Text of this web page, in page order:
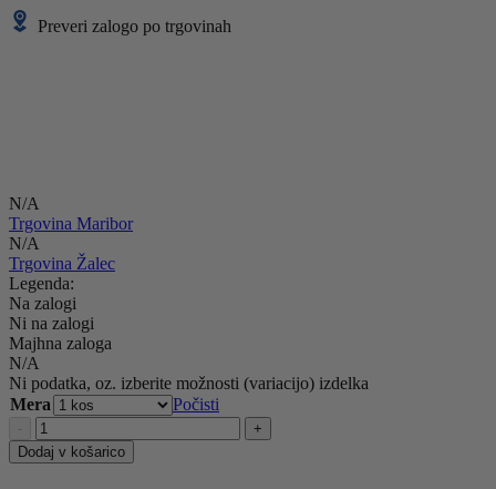
10,39 €.
Preveri zalogo po trgovinah
N/A
Trgovina Maribor
N/A
Trgovina Žalec
Legenda:
Na zalogi
Ni na zalogi
Majhna zaloga
N/A
Ni podatka, oz. izberite možnosti (variacijo) izdelka
Mera
Počisti
-
Zidarska
gladilka
STAINLESS
+
Dodaj v košarico